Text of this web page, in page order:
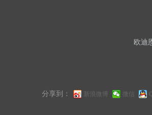
欧迪
分享到： 新浪微博 微信